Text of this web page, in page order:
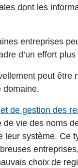
dont les
entreprises
d’un effort
peut être
domaine.
de gestion des
vie des noms
leur système. Ce
choix de